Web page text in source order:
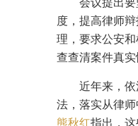
会议提出
度，提高律师
理，要求公安
查查清案件真
近年来，
法，落实从律
熊秋红指出，